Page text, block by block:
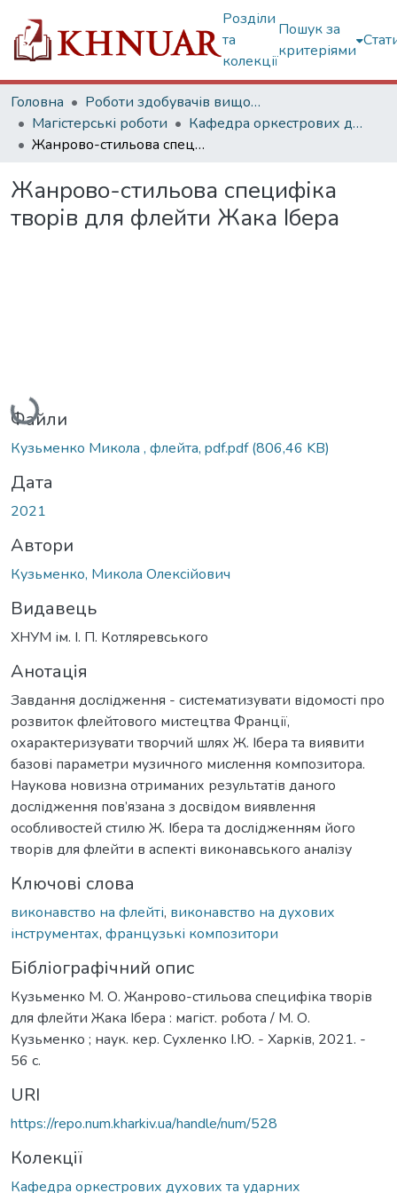
Розділи
та
колекції
Пошук за
критеріями
Головна
Роботи здобувачів вищої освіти
Магістерські роботи
Кафедра оркестрових духових та ударних інструментів
Жанрово-стильова специфіка творів для флейти Жака Ібера
Жанрово-стильова специфіка
творів для флейти Жака Ібера
Вантажиться...
Файли
Кузьменко Микола , флейта, pdf.pdf(806,46 KB)
Дата
2021
Автори
Кузьменко, Микола Олексійович
Видавець
ХНУМ ім. І. П. Котляревського
Анотація
Завдання дослідження - систематизувати відомості про
розвиток флейтового мистецтва Франції,
охарактеризувати творчий шлях Ж. Ібера та виявити
базові параметри музичного мислення композитора.
Наукова новизна отриманих результатів даного
дослідження пов’язана з досвідом виявлення
особливостей стилю Ж. Ібера та дослідженням його
творів для флейти в аспекті виконавського аналізу
Ключові слова
виконавство на флейті, виконавство на духових
інструментах, французькі композитори
Бібліографічний опис
Кузьменко М. О. Жанрово-стильова специфіка творів
для флейти Жака Ібера : магіст. робота / М. О.
Кузьменко ; наук. кер. Сухленко І.Ю. - Харків, 2021. -
56 с.
URI
https://repo.num.kharkiv.ua/handle/num/528
Колекції
Кафедра оркестрових духових та ударних